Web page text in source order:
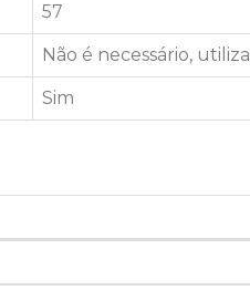
57
Não é necessário,
Sim